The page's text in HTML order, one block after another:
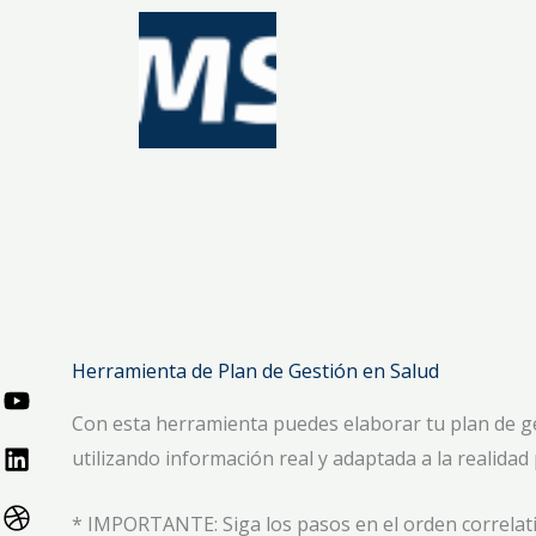
Herramienta de Plan de Gestión en Salud
Con esta herramienta puedes elaborar tu plan de
utilizando información real y adaptada a la realidad
* IMPORTANTE: Siga los pasos en el orden